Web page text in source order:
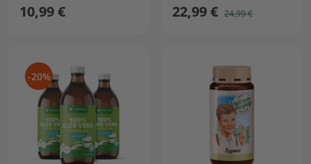
10,99 € 22,99 € 24,99 €
-20%